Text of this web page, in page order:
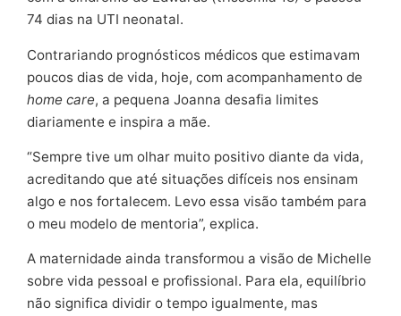
74 dias na UTI neonatal.
Contrariando prognósticos médicos que estimavam
poucos dias de vida, hoje, com acompanhamento de
home care, a pequena Joanna desafia limites
diariamente e inspira a mãe.
“Sempre tive um olhar muito positivo diante da vida,
acreditando que até situações difíceis nos ensinam
algo e nos fortalecem. Levo essa visão também para
o meu modelo de mentoria”, explica.
A maternidade ainda transformou a visão de Michelle
sobre vida pessoal e profissional. Para ela, equilíbrio
não significa dividir o tempo igualmente, mas